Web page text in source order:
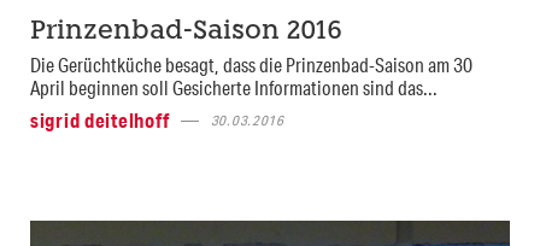
Prinzenbad-Saison 2016
Die Gerüchtküche besagt, dass die Prinzenbad-Saison am 30
April beginnen soll Gesicherte Informationen sind das...
sigrid deitelhoff
30.03.2016